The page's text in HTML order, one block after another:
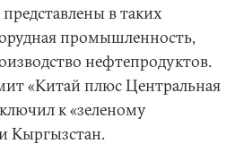
в таких
промышленность,
нефтепродуктов.
«Китай плюс Центральная
к «зеленому
Кыргызстан.